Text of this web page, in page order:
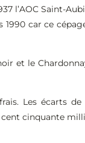
l’AOC Saint-
car ce
et le
Les écarts
cinquante